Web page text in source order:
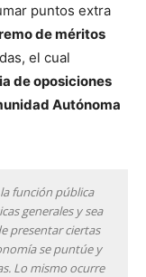
puntos extra
de méritos
el cual
de oposiciones
Autónoma
función pública
generales y sea
presentar ciertas
se puntúe y
Lo mismo ocurre